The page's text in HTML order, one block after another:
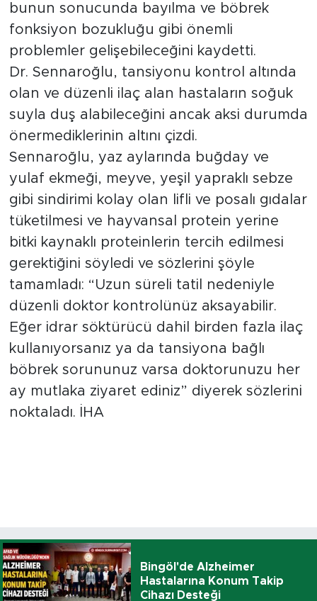
bunun sonucunda bayılma ve böbrek
fonksiyon bozukluğu gibi önemli
problemler gelişebileceğini kaydetti.
Dr. Sennaroğlu, tansiyonu kontrol altında
olan ve düzenli ilaç alan hastaların soğuk
suyla duş alabileceğini ancak aksi durumda
önermediklerinin altını çizdi.
Sennaroğlu, yaz aylarında buğday ve
yulaf ekmeği, meyve, yeşil yapraklı sebze
gibi sindirimi kolay olan lifli ve posalı gıdalar
tüketilmesi ve hayvansal protein yerine
bitki kaynaklı proteinlerin tercih edilmesi
gerektiğini söyledi ve sözlerini şöyle
tamamladı: “Uzun süreli tatil nedeniyle
düzenli doktor kontrolünüz aksayabilir.
Eğer idrar söktürücü dahil birden fazla ilaç
kullanıyorsanız ya da tansiyona bağlı
böbrek sorununuz varsa doktorunuzu her
ay mutlaka ziyaret ediniz” diyerek sözlerini
noktaladı. İHA
Bingöl'de Alzheimer
Hastalarına Konum Takip
Cihazı Desteği